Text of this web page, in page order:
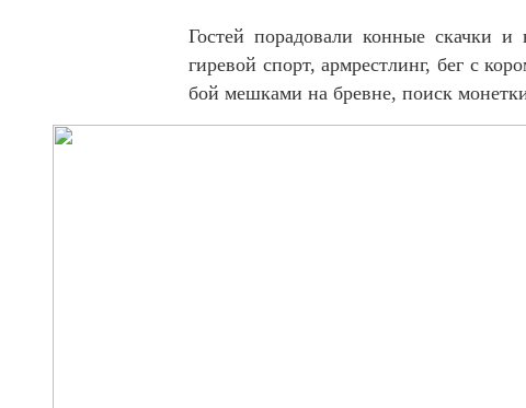
Гостей порадовали конные скачки
гиревой спорт, армрестлинг, бег с
бой мешками на бревне, поиск